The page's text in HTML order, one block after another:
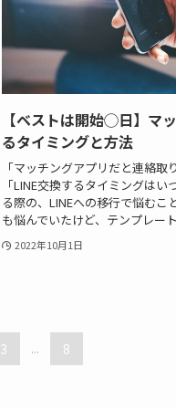
【ベストは開始◯日】マ
るタイミングと方法
「マッチングアプリだと連絡取
「LINE交換するタイミングは
る際の、LINEへの移行で悩むこ
も悩んでいたけど、テンプレー
2022年10月1日
3 ... 8